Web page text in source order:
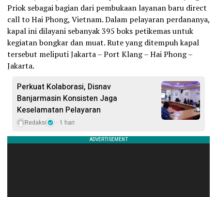
Priok sebagai bagian dari pembukaan layanan baru direct
call to Hai Phong, Vietnam. Dalam pelayaran perdananya,
kapal ini dilayani sebanyak 395 boks petikemas untuk
kegiatan bongkar dan muat. Rute yang ditempuh kapal
tersebut meliputi Jakarta – Port Klang – Hai Phong –
Jakarta.
Perkuat Kolaborasi, Disnav
Banjarmasin Konsisten Jaga
Keselamatan Pelayaran
Redaksi 1 hari